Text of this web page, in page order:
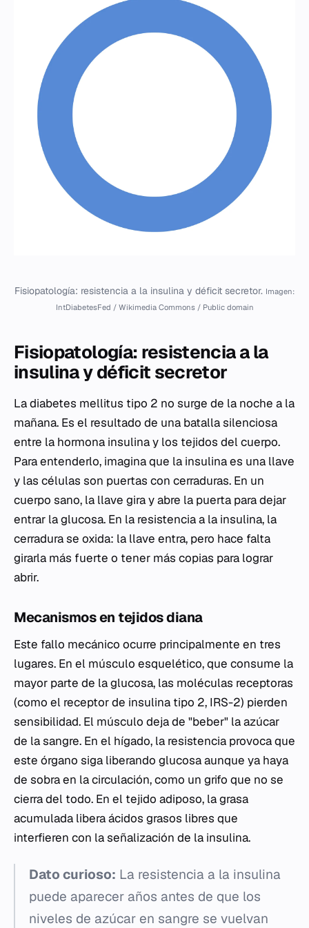
Fisiopatología: resistencia a la insulina y déficit secretor. Imagen:
IntDiabetesFed / Wikimedia Commons / Public domain
Fisiopatología: resistencia a la
insulina y déficit secretor
La diabetes mellitus tipo 2 no surge de la noche a la
mañana. Es el resultado de una batalla silenciosa
entre la hormona insulina y los tejidos del cuerpo.
Para entenderlo, imagina que la insulina es una llave
y las células son puertas con cerraduras. En un
cuerpo sano, la llave gira y abre la puerta para dejar
entrar la glucosa. En la resistencia a la insulina, la
cerradura se oxida: la llave entra, pero hace falta
girarla más fuerte o tener más copias para lograr
abrir.
Mecanismos en tejidos diana
Este fallo mecánico ocurre principalmente en tres
lugares. En el músculo esquelético, que consume la
mayor parte de la glucosa, las moléculas receptoras
(como el receptor de insulina tipo 2, IRS-2) pierden
sensibilidad. El músculo deja de "beber" la azúcar
de la sangre. En el hígado, la resistencia provoca que
este órgano siga liberando glucosa aunque ya haya
de sobra en la circulación, como un grifo que no se
cierra del todo. En el tejido adiposo, la grasa
acumulada libera ácidos grasos libres que
interfieren con la señalización de la insulina.
Dato curioso: La resistencia a la insulina
puede aparecer años antes de que los
niveles de azúcar en sangre se vuelvan